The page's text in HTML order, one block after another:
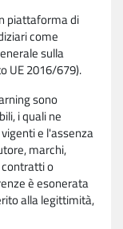
piattaforma di
come
sulla
UE 2016/679).
sono
i quali ne
e l'assenza
marchi,
o
è esonerata
alla legittimità,